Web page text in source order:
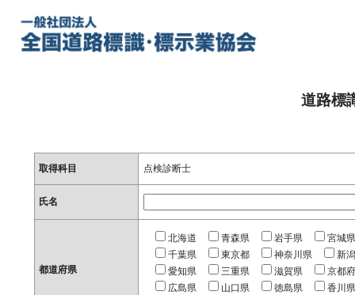
道路標
取得科目 点検診断士
氏名
都道府県
北海道 青森県 岩手県
宮城県
千葉県
東京都 神奈川県
新
愛知県
三重県 滋賀県
京都府
広島県
山口県 徳島県
香川県